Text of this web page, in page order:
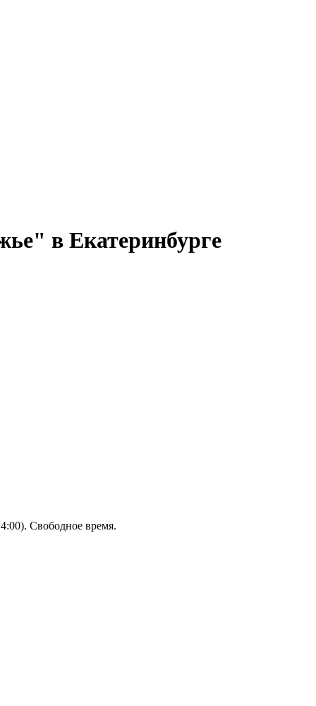
в Екатеринбурге
Свободное время.